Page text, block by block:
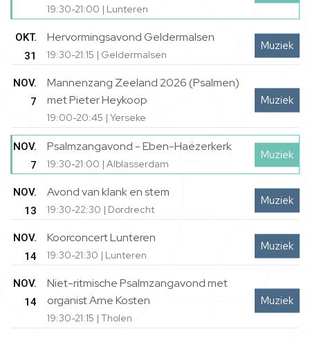
19:30-21:00 | Lunteren
Muziek
OKT.
31
Hervormingsavond Geldermalsen
19:30-21:15 | Geldermalsen
Muziek
NOV.
7
Mannenzang Zeeland 2026 (Psalmen)
met Pieter Heykoop
19:00-20:45 | Yerseke
Muziek
NOV.
7
Psalmzangavond - Eben-Haëzerkerk
19:30-21:00 | Alblasserdam
Muziek
NOV.
13
Avond van klank en stem
19:30-22:30 | Dordrecht
Muziek
NOV.
14
Koorconcert Lunteren
19:30-21:30 | Lunteren
Muziek
NOV.
14
Niet-ritmische Psalmzangavond met
organist Arne Kosten
19:30-21:15 | Tholen